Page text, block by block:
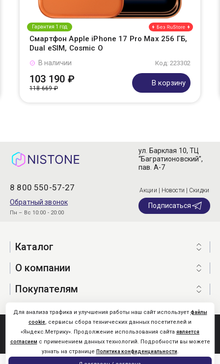
Гарантия 1 год
Смартфон Apple iPhone 17 Pro Max 256 ГБ,
Dual eSIM, Cosmic O
Код: 223302
В наличии
103 190 ₽
118 669 ₽
В корзину
8 800 550-57-27
Обратный звонок
Пн – Вс 10:00 - 20:00
ул. Барклая 10, ТЦ
“Багратионовский”,
пав. А-7
Акции | Новости | Скидки
Подписаться
Каталог
О компании
Покупателям
Nistone.Ru © 2026
Карта сайта
Для анализа трафика и улучшения работы наш сайт использует файлы
cookie, сервисы сбора технических данных посетителей и
«Яндекс.Метрику». Продолжение использования сайта является
согласием с применением данных технологий. Подробности вы можете
узнать на странице Политика конфиденциальности.